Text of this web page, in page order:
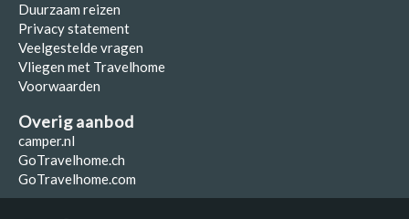
Duurzaam reizen
Privacy statement
Veelgestelde vragen
Vliegen met Travelhome
Voorwaarden
Overig aanbod
camper.nl
GoTravelhome.ch
GoTravelhome.com